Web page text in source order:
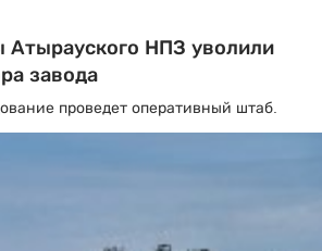
Атырауского НПЗ уволили
завода
проведет оперативный штаб.